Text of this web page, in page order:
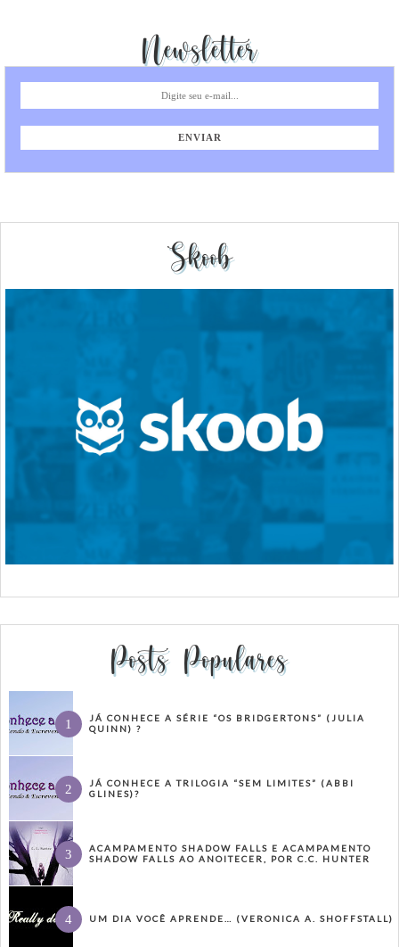
Newsletter
Skoob
Posts Populares
JÁ CONHECE A SÉRIE “OS BRIDGERTONS” (JULIA
QUINN) ?
JÁ CONHECE A TRILOGIA “SEM LIMITES” (ABBI
GLINES)?
ACAMPAMENTO SHADOW FALLS E ACAMPAMENTO
SHADOW FALLS AO ANOITECER, POR C.C. HUNTER
UM DIA VOCÊ APRENDE… (VERONICA A. SHOFFSTALL)